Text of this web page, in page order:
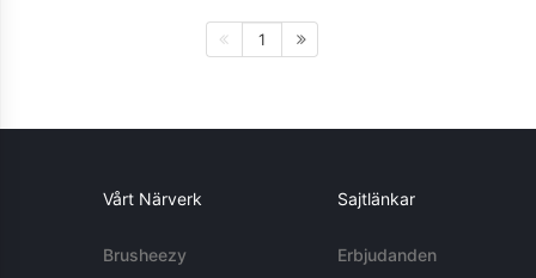
1
Vårt Närverk
Brusheezy
Sajtlänkar
Erbjudanden